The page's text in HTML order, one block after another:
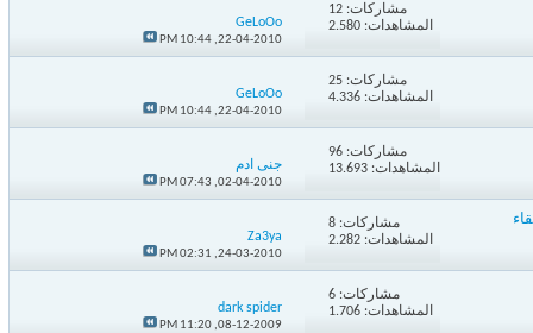
مشاركات:12
المشاهدات: 2.580
GeLoOo
22-04-2010,
10:44 PM
مشاركات:25
المشاهدات: 4.336
GeLoOo
22-04-2010,
10:44 PM
مشاركات:96
المشاهدات: 13.693
جنى ادم
02-04-2010,
07:43 PM
مشاركات:8
المشاهدات: 2.282
Za3ya
24-03-2010,
02:31 PM
مشاركات:6
المشاهدات: 1.706
dark spider
08-12-2009,
11:20 PM